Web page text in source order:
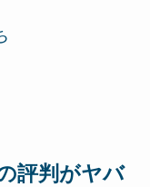
評判がヤバ